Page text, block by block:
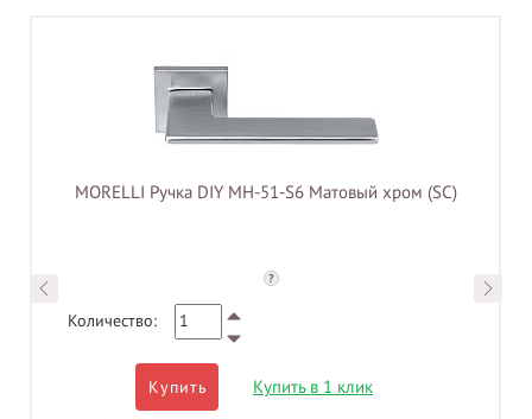
MORELLI Ручка DIY MH-51-S6 Матовый хром (SC)
?
Количество:
Купить Купить в 1 клик